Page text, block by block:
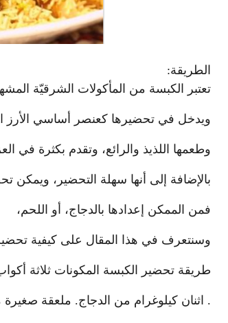
الطريقة:
تعتبر الكبسة من المأكولات الشرقيّة
ويدخل في تحضيرها كعنصر أساسي الأرز
وطعمها اللذيذ والرائع، وتقدم بكثرة في
بالإضافة إلى أنها سهلة التحضير، ويمكن
فمن الممكن إعدادها بالدجاج، أو اللحم،
وسنتعرف في هذا المقال على كيفية
طريقة تحضير الكبسة المكونات ثلاثة
. اثنان كيلوغرام من الدجاج. ملعقة